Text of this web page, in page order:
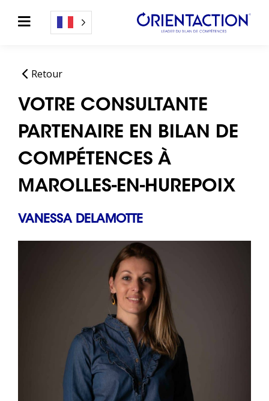
Retour
VOTRE CONSULTANTE
PARTENAIRE EN BILAN DE
COMPÉTENCES À
MAROLLES-EN-HUREPOIX
VANESSA DELAMOTTE